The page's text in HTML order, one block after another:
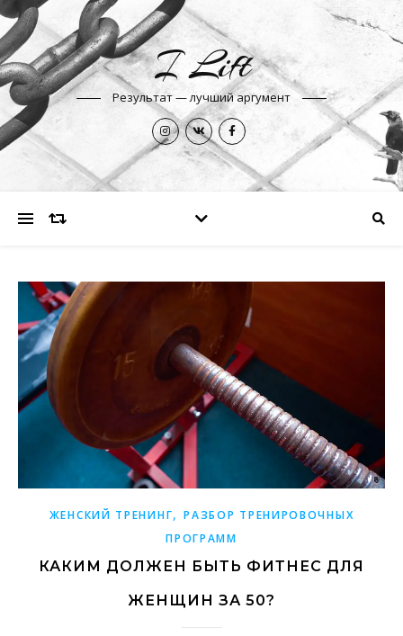
I Lift
Результат — лучший аргумент
ЖЕНСКИЙ ТРЕНИНГ,РАЗБОР ТРЕНИРОВОЧНЫХ
ПРОГРАММ
КАКИМ ДОЛЖЕН БЫТЬ ФИТНЕС ДЛЯ
ЖЕНЩИН ЗА 50?